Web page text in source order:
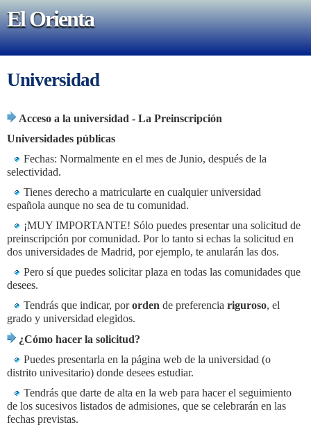
El Orienta
Universidad
Acceso a la universidad - La Preinscripción
Universidades públicas
Fechas: Normalmente en el mes de Junio, después de la
selectividad.
Tienes derecho a matricularte en cualquier universidad
española aunque no sea de tu comunidad.
¡MUY IMPORTANTE! Sólo puedes presentar una solicitud de
preinscripción por comunidad. Por lo tanto si echas la solicitud en
dos universidades de Madrid, por ejemplo, te anularán las dos.
Pero sí que puedes solicitar plaza en todas las comunidades que
desees.
Tendrás que indicar, pororden de preferencia riguroso, el
grado y universidad elegidos.
¿Cómo hacer la solicitud?
Puedes presentarla en la página web de la universidad (o
distrito univesitario) donde desees estudiar.
Tendrás que darte de alta en la web para hacer el seguimiento
de los sucesivos listados de admisiones, que se celebrarán en las
fechas previstas.